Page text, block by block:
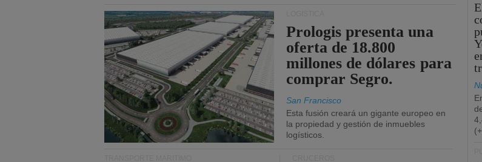
Prologis presenta una
oferta de 18.800
millones de dólares para
comprar Segro.
San Francisco
Esta fusión creará un gigante europeo en
la propiedad y gestión de inmuebles
logísticos.